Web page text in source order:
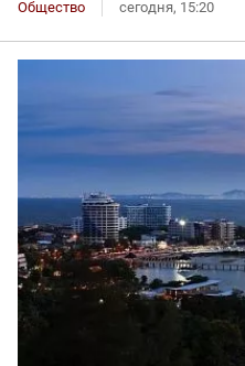
Общество сегодня, 15:20